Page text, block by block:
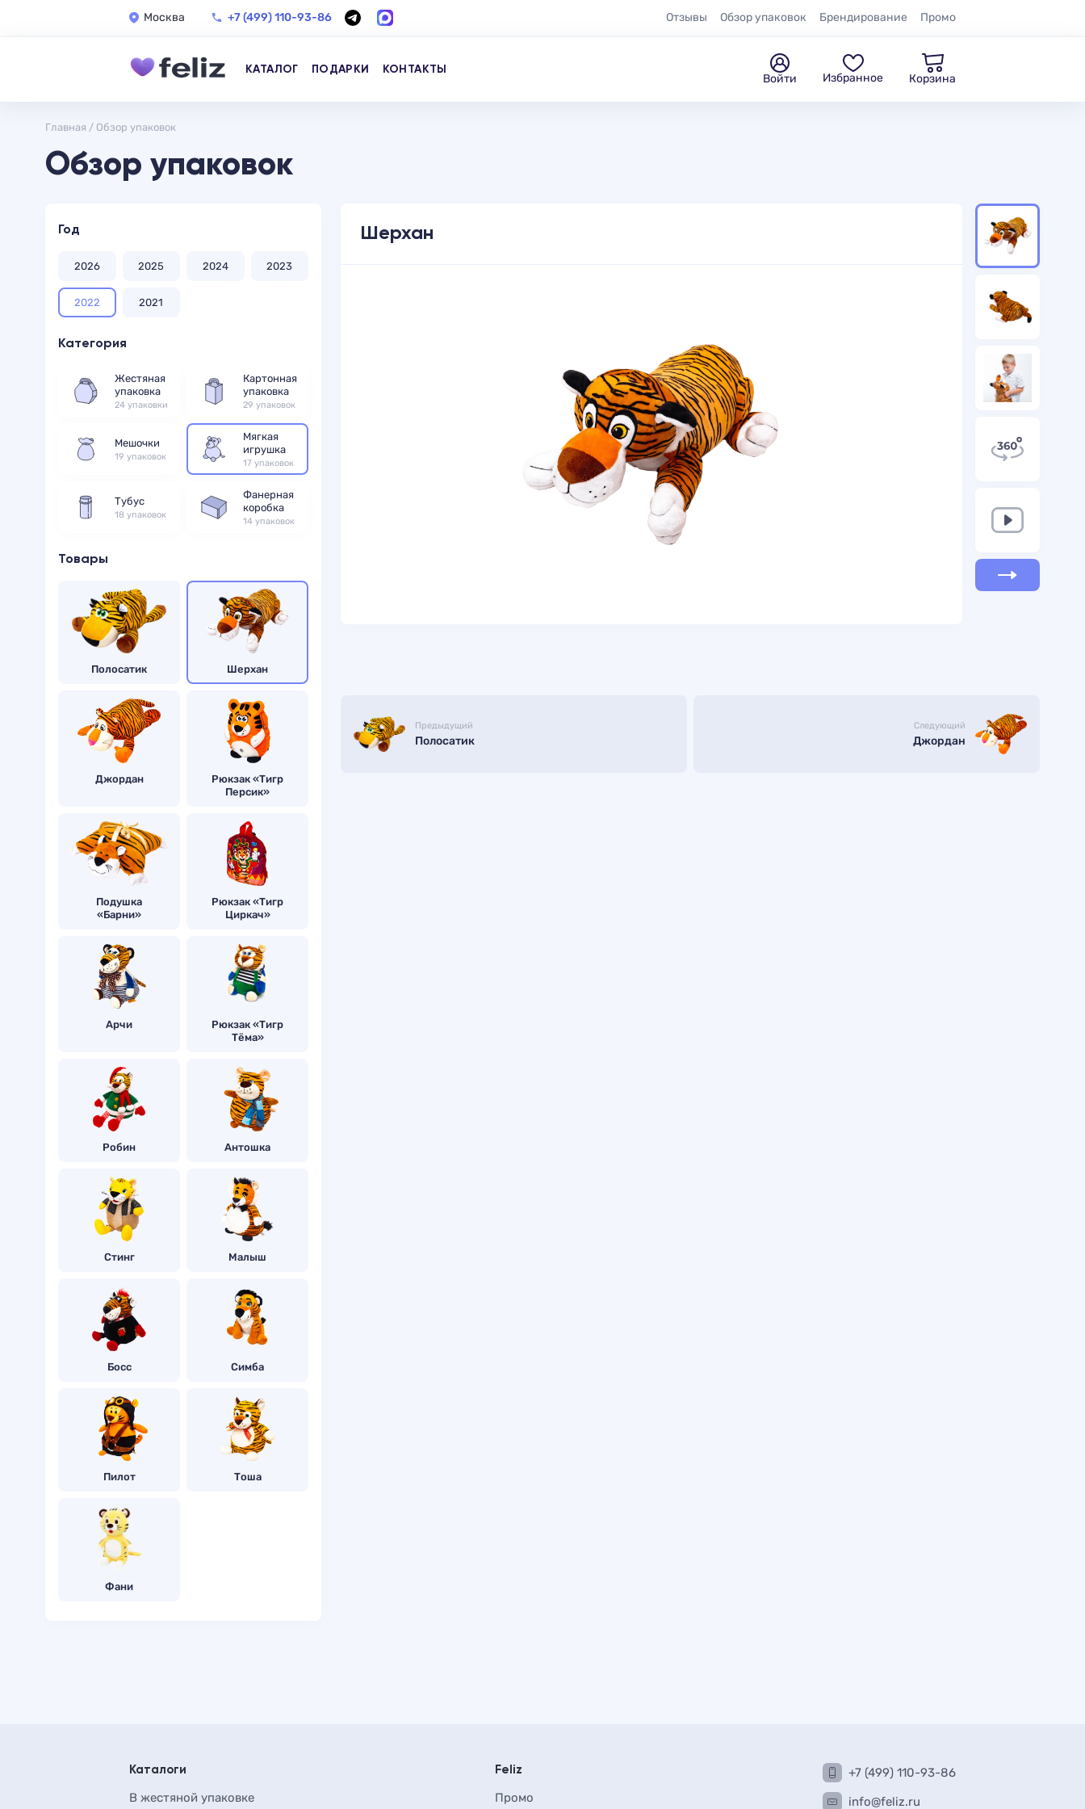
Москва +7 (499) 110-93-86 Отзывы Обзор упаковок Брендирование Промо
КАТАЛОГ ПОДАРКИ КОНТАКТЫ
Войти Избранное Корзина
Главная / Обзор упаковок
Обзор упаковок
Год
2026 2025 2024 2023
2022 2021
Категория
Жестяная
упаковка
24 упаковки
Картонная
упаковка
29 упаковок
Мешочки
19 упаковок
Мягкая
игрушка
17 упаковок
Тубус
18 упаковок
Фанерная
коробка
14 упаковок
Товары
Полосатик Шерхан
Джордан
Рюкзак «Тигр
Персик»
Подушка
«Барни»
Рюкзак «Тигр
Циркач»
Арчи
Рюкзак «Тигр
Тёма»
Робин Антошка
Стинг Малыш
Босс Симба
Пилот Тоша
Фани
Шерхан
Предыдущий
Полосатик
Следующий
Джордан
Каталоги
В жестяной упаковке
Feliz
Промо
+7 (499) 110-93-86
info@feliz.ru